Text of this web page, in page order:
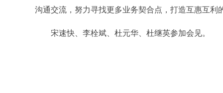
沟通交流，努力寻找更多业务契合点，打造互惠互利
宋速快、李栓斌、杜元华、杜继英参加会见。